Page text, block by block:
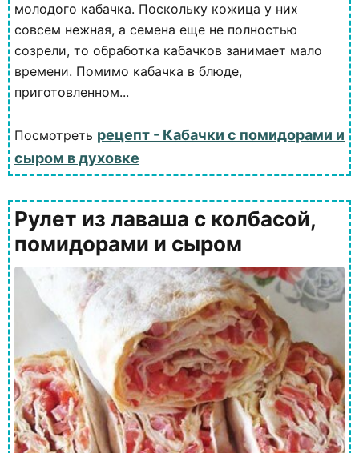
молодого кабачка. Поскольку кожица у них
совсем нежная, а семена еще не полностью
созрели, то обработка кабачков занимает мало
времени. Помимо кабачка в блюде,
приготовленном...
Посмотреть рецепт - Кабачки с помидорами и
сыром в духовке
Рулет из лаваша с колбасой,
помидорами и сыром